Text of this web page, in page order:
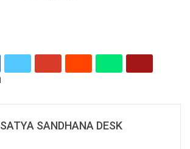
SATYA SANDHANA DESK